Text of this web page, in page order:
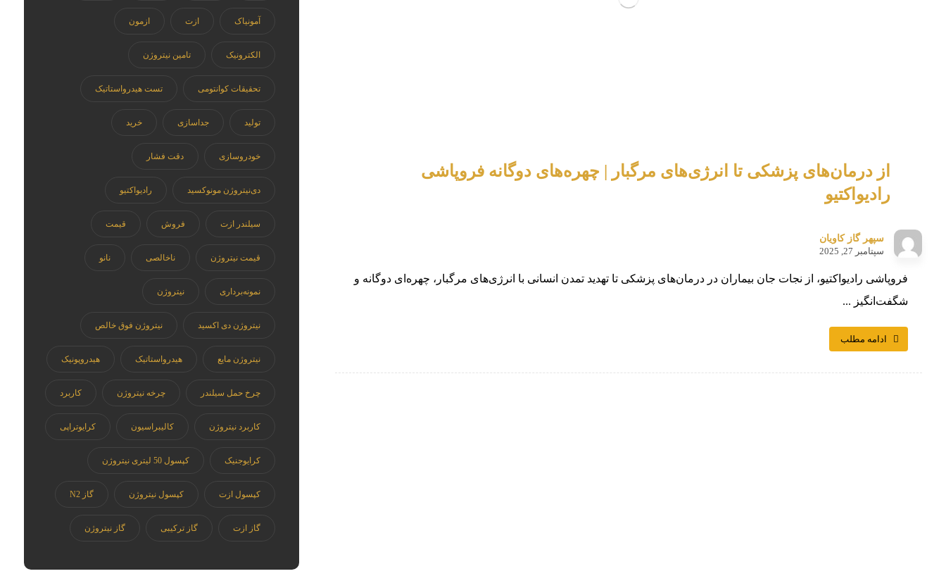
از درمان‌های پزشکی تا انرژی‌های مرگبار | چهره‌های دوگانه فروپاشی
رادیواکتیو
سپهر گاز کاویان
سپتامبر 27, 2025
فروپاشی رادیواکتیو، از نجات جان بیماران در درمان‌های پزشکی تا تهدید تمدن انسانی با انرژی‌های مرگبار، چهره‌ای دوگانه و
شگفت‌انگیز ...
ادامه مطلب
آمونیاک ازت ازمون
الکترونیک تامین نیتروژن
تحقیقات کوانتومی تست هیدرواستاتیک
تولید جداسازی خرید
خودروسازی دقت فشار
دی‌نیتروژن مونوکسید رادیواکتیو
سیلندر ازت فروش قیمت
قیمت نیتروژن ناخالصی نانو
نمونه‌برداری نیتروژن
نیتروژن دی اکسید نیتروژن فوق خالص
نیتروژن مایع هیدرواستاتیک هیدروپونیک
چرخ حمل سیلندر چرخه نیتروژن کاربرد
کاربرد نیتروژن کالیبراسیون کرایوتراپی
کرایوجنیک کپسول 50 لیتری نیتروژن
کپسول ازت کپسول نیتروژن گاز N2
گاز ازت گاز ترکیبی گاز نیتروژن